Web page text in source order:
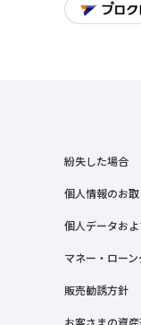
紛失した場合
個人情報のお
個人データお
マネー・ロー
販売勧誘方針
お客さまの資